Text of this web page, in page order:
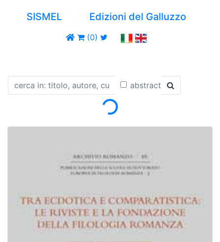
SISMEL Edizioni del Galluzzo
(0)
abstract
Loading...